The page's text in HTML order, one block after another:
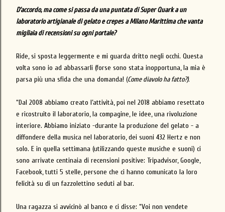
D’accordo, ma come si passa da una puntata di Super Quark a un
laboratorio artigianale di gelato e crepes a Milano Marittima che vanta
migliaia di recensioni su ogni portale?
Ride, si sposta leggermente e mi guarda dritto negli occhi. Questa
volta sono io ad abbassarli (forse sono stata inopportuna, la mia è
parsa più una sfida che una domanda! (Come diavolo ha fatto?).
“Dal 2008 abbiamo creato l’attività, poi nel 2018 abbiamo resettato
e ricostruito il laboratorio, la compagine, le idee, una rivoluzione
interiore. Abbiamo iniziato -durante la produzione del gelato - a
diffondere della musica nel laboratorio, dei suoni 432 Hertz e non
solo. E in quella settimana (utilizzando queste musiche e suoni) ci
sono arrivate centinaia di recensioni positive: Tripadvisor, Google,
Facebook, tutti 5 stelle, persone che ci hanno comunicato la loro
felicità su di un fazzolettino seduti al bar.
Una ragazza si avvicinò al banco e ci disse: “Voi non vendete